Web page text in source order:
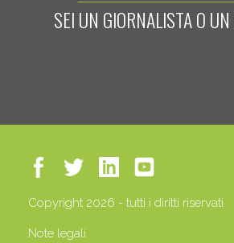
SEI UN GIORNALISTA O
Copyright 2026 - tutti i diritti riservati
Note legali